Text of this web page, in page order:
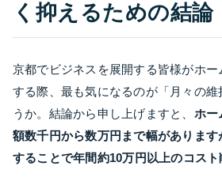
く抑えるための結論
京都でビジネスを展開する皆様がホ
する際、最も気になるのが「月々の維
うか。結論から申し上げますと、 ホー
額数千円から数万円まで幅がありま
することで年間約10万円以上のコスト